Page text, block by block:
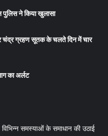
पुलिस ने किया खुलासा
चंद्र ग्रहण सूतक के चलते दिन में चार
का अर्लट
ने विभिन्न समस्याओं के समाधान की उठाई